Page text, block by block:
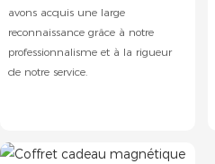
avons acquis une large
reconnaissance grâce à notre
professionnalisme et à la rigueur
de notre service.